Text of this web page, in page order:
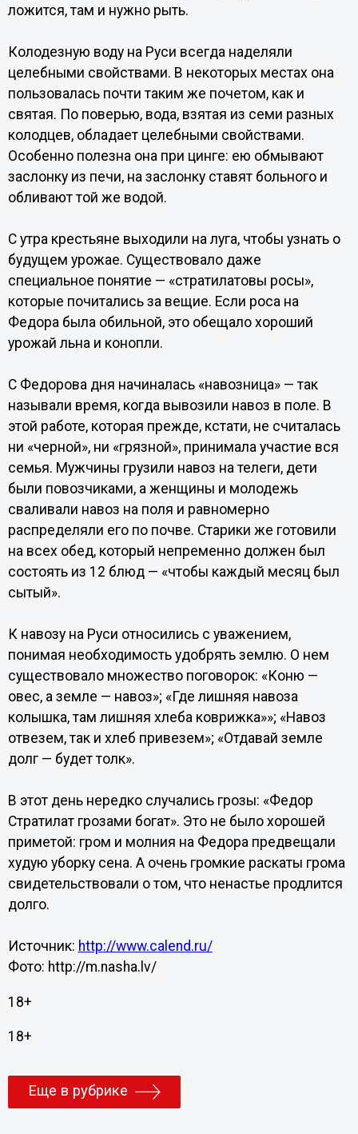
ложится, там и нужно рыть.
Колодезную воду на Руси всегда наделяли
целебными свойствами. В некоторых местах она
пользовалась почти таким же почетом, как и
святая. По поверью, вода, взятая из семи разных
колодцев, обладает целебными свойствами.
Особенно полезна она при цинге: ею обмывают
заслонку из печи, на заслонку ставят больного и
обливают той же водой.
С утра крестьяне выходили на луга, чтобы узнать о
будущем урожае. Существовало даже
специальное понятие — «стратилатовы росы»,
которые почитались за вещие. Если роса на
Федора была обильной, это обещало хороший
урожай льна и конопли.
С Федорова дня начиналась «навозница» — так
называли время, когда вывозили навоз в поле. В
этой работе, которая прежде, кстати, не считалась
ни «черной», ни «грязной», принимала участие вся
семья. Мужчины грузили навоз на телеги, дети
были повозчиками, а женщины и молодежь
сваливали навоз на поля и равномерно
распределяли его по почве. Старики же готовили
на всех обед, который непременно должен был
состоять из 12 блюд — «чтобы каждый месяц был
сытый».
К навозу на Руси относились с уважением,
понимая необходимость удобрять землю. О нем
существовало множество поговорок: «Коню —
овес, а земле — навоз»; «Где лишняя навоза
колышка, там лишняя хлеба коврижка»»; «Навоз
отвезем, так и хлеб привезем»; «Отдавай земле
долг — будет толк».
В этот день нередко случались грозы: «Федор
Стратилат грозами богат». Это не было хорошей
приметой: гром и молния на Федора предвещали
худую уборку сена. А очень громкие раскаты грома
свидетельствовали о том, что ненастье продлится
долго.
Источник: http://www.calend.ru/
Фото: http://m.nasha.lv/
18+
18+
Еще в рубрике